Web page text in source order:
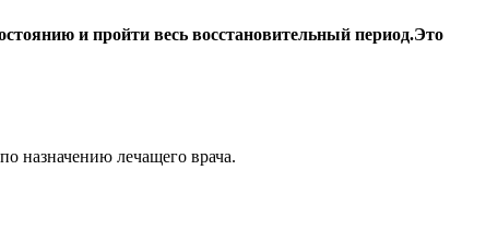
и пройти весь восстановительный период.Это
назначению лечащего врача.